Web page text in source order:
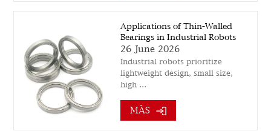
Applications of Thin-Walled
Bearings in Industrial Robots
26 June 2026
Industrial robots prioritize
lightweight design, small size,
high …
MÁS